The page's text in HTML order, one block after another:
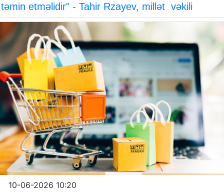
təmin etməlidir" - Tahir Rzayev, millət vəkili
10-06-2026 10:20